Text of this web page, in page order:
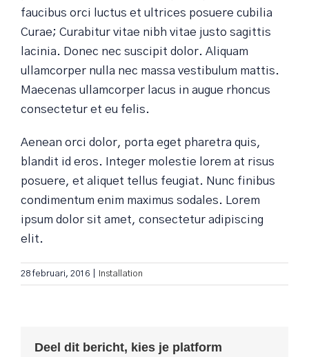
faucibus orci luctus et ultrices posuere cubilia
Curae; Curabitur vitae nibh vitae justo sagittis
lacinia. Donec nec suscipit dolor. Aliquam
ullamcorper nulla nec massa vestibulum mattis.
Maecenas ullamcorper lacus in augue rhoncus
consectetur et eu felis.
Aenean orci dolor, porta eget pharetra quis,
blandit id eros. Integer molestie lorem at risus
posuere, et aliquet tellus feugiat. Nunc finibus
condimentum enim maximus sodales. Lorem
ipsum dolor sit amet, consectetur adipiscing
elit.
28 februari, 2016 Installation
Deel dit bericht, kies je platform